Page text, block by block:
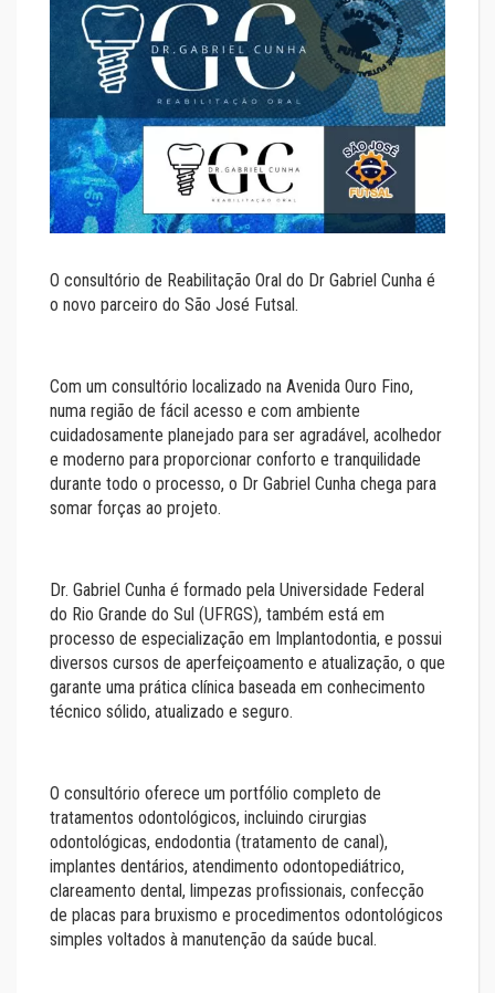
O consultório de Reabilitação Oral do Dr Gabriel Cunha é
o novo parceiro do São José Futsal.
Com um consultório localizado na Avenida Ouro Fino,
numa região de fácil acesso e com ambiente
cuidadosamente planejado para ser agradável, acolhedor
e moderno para proporcionar conforto e tranquilidade
durante todo o processo, o Dr Gabriel Cunha chega para
somar forças ao projeto.
Dr. Gabriel Cunha é formado pela Universidade Federal
do Rio Grande do Sul (UFRGS), também está em
processo de especialização em Implantodontia, e possui
diversos cursos de aperfeiçoamento e atualização, o que
garante uma prática clínica baseada em conhecimento
técnico sólido, atualizado e seguro.
O consultório oferece um portfólio completo de
tratamentos odontológicos, incluindo cirurgias
odontológicas, endodontia (tratamento de canal),
implantes dentários, atendimento odontopediátrico,
clareamento dental, limpezas profissionais, confecção
de placas para bruxismo e procedimentos odontológicos
simples voltados à manutenção da saúde bucal.